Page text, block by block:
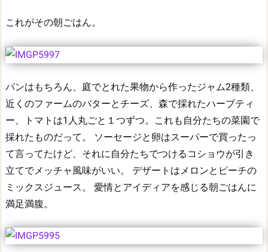
これがその朝ごはん。
パンはもちろん、庭でとれた果物から作ったジャム2種類、
近くのファームのバターとチーズ、森で採れたハーブティ
ー、トマトは1人丸ごと１つずつ。これも自分たちの菜園で
採れたものだって。
ソーセージと卵はスーパーで買ったっ
て言ってたけど、それに自分たちでつけるコショウが引き
立てでメッチャ風味がいい。
デザートはメロンとピーチの
ミックスジュース。
愛情とアイディアを感じる朝ごはんに
満足満腹。